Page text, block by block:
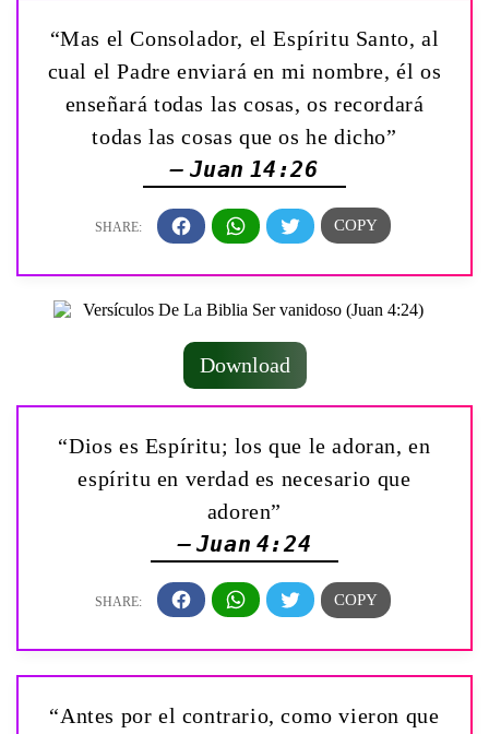
“Mas el Consolador, el Espíritu Santo, al
cual el Padre enviará en mi nombre, él os
enseñará todas las cosas, os recordará
todas las cosas que os he dicho”
— Juan 14:26
Download
“Dios es Espíritu; los que le adoran, en
espíritu en verdad es necesario que
adoren”
— Juan 4:24
“Antes por el contrario, como vieron que